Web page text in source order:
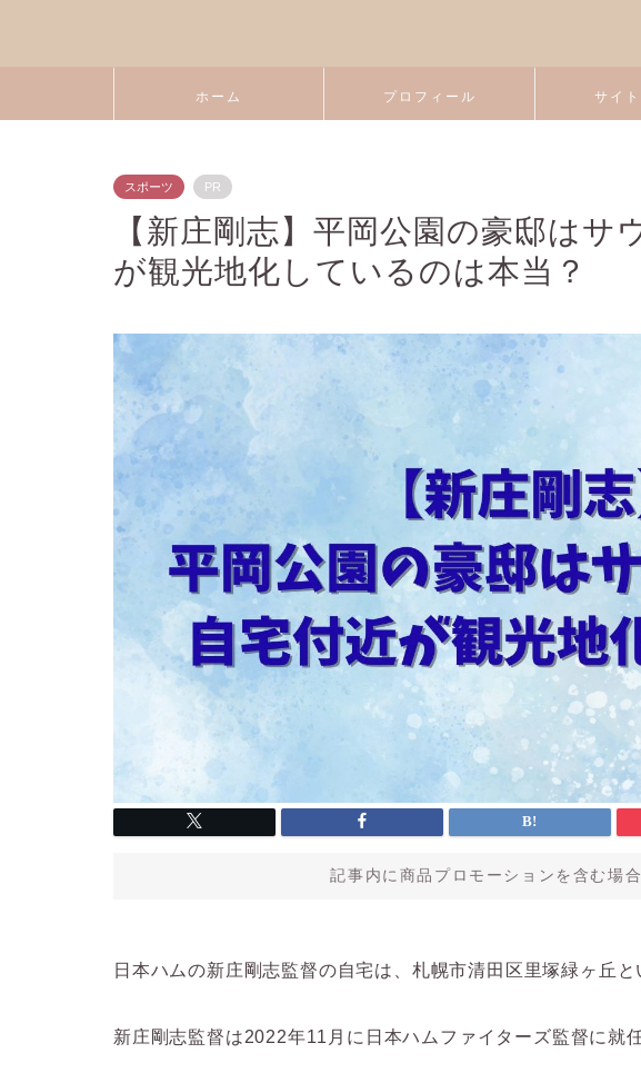
ホーム プロフィール サイ
スポーツ PR
【新庄剛志】平岡公園の豪邸はサ
が観光地化しているのは本当？
記事内に商品プロモーションを含む場
日本ハムの新庄剛志監督の自宅は、札幌市清田区里塚緑ヶ丘と
新庄剛志監督は2022年11月に日本ハムファイターズ監督に就